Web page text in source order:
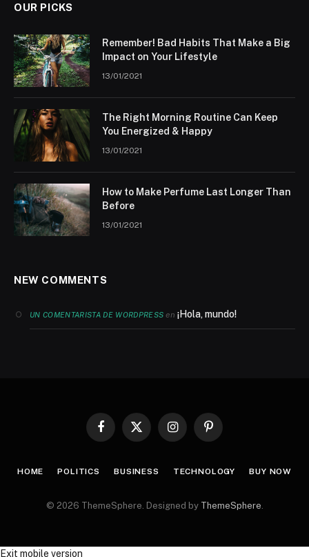
OUR PICKS
Remember! Bad Habits That Make a Big
Impact on Your Lifestyle
13/01/2021
The Right Morning Routine Can Keep
You Energized & Happy
13/01/2021
How to Make Perfume Last Longer Than
Before
13/01/2021
NEW COMMENTS
UN COMENTARISTA DE WORDPRESS en¡Hola, mundo!
Facebook
X
InstagramPinterest
HOME POLITICS BUSINESS TECHNOLOGY BUY NOW
© 2026 ThemeSphere. Designed by ThemeSphere
Exit mobile version